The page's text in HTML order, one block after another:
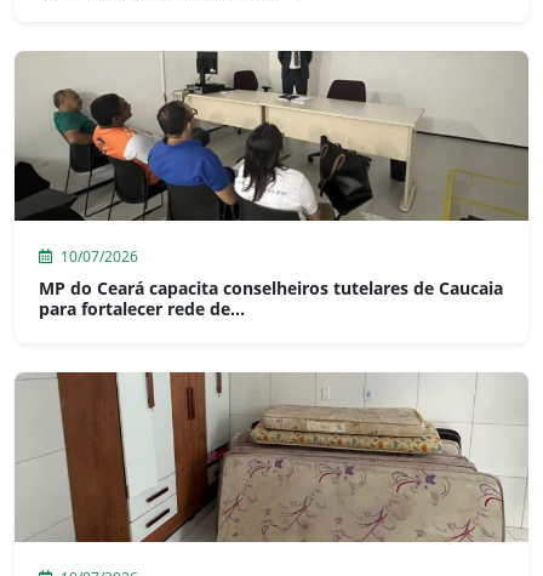
10/07/2026
MP do Ceará capacita conselheiros tutelares de Caucaia
para fortalecer rede de...